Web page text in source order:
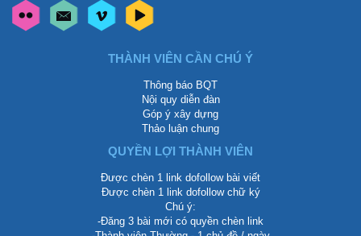
THÀNH VIÊN CẦN CHÚ Ý
Thông báo BQT
Nội quy diễn đàn
Góp ý xây dựng
Thảo luận chung
QUYỀN LỢI THÀNH VIÊN
Được chèn 1 link dofollow bài viết
Được chèn 1 link dofollow chữ ký
Chú ý:
-Đăng 3 bài mới có quyền chèn link